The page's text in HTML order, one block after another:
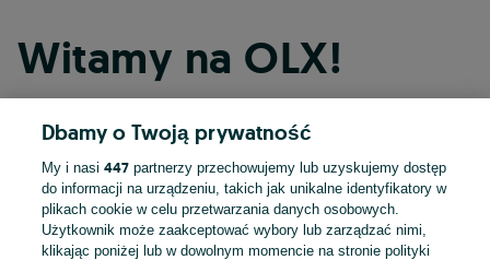
Witamy na OLX!
Kontynuuj przez Facebooka
Kontynuuj przez konto Apple
Dbamy o Twoją prywatność
My i nasi447 partnerzy przechowujemy lub uzyskujemy dostęp
do informacji na urządzeniu, takich jak unikalne identyfikatory w
plikach cookie w celu przetwarzania danych osobowych.
Użytkownik może zaakceptować wybory lub zarządzać nimi,
klikając poniżej lub w dowolnym momencie na stronie polityki